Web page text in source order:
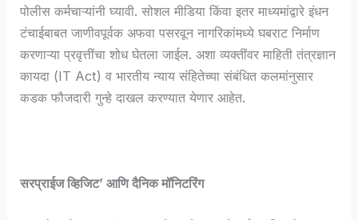
पोलीस कर्मचाऱ्यांनी घ्यावी. सोशल मीडिया किंवा इतर माध्यमांद्वारे इंधन
टंचाईबाबत जाणीवपूर्वक अफवा पसरवून नागरिकांमध्ये घबराट निर्माण
करणाऱ्या प्रवृत्तींचा शोध घेतला जाईल. अशा व्यक्तींवर माहिती तंत्रज्ञान
कायदा (IT Act) व भारतीय न्याय संहितेच्या संबंधित कलमांनुसार
कडक फौजदारी गुन्हे दाखल करण्यात येणार आहेत.
सरप्राईज व्हिजिट’ आणि दैनिक मॉनिटरिंग